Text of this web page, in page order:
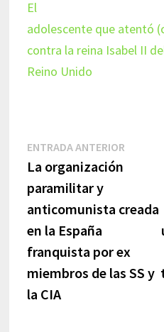
El
adolescente que atentó
contra la reina Isabel II
Reino Unido
Navegación
de
entradas
ENTRADA ANTERIOREntrada
La organización
paramilitar y
anticomunista creada
en la España
franquista por ex
miembros de las SS y
la CIA